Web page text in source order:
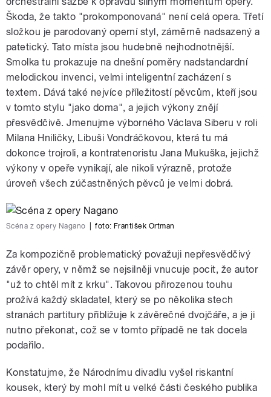
Škoda, že takto "prokomponovaná" není celá opera. Třetí
složkou je parodovaný operní styl, záměrně nadsazený a
patetický. Tato místa jsou hudebně nejhodnotnější.
Smolka tu prokazuje na dnešní poměry nadstandardní
melodickou invenci, velmi inteligentní zacházení s
textem. Dává také nejvíce příležitostí pěvcům, kteří jsou
v tomto stylu "jako doma", a jejich výkony znějí
přesvědčivě. Jmenujme výborného Václava Siberu v roli
Milana Hniličky, Libuši Vondráčkovou, která tu má
dokonce trojroli, a kontratenoristu Jana Mukuška, jejichž
výkony v opeře vynikají, ale nikoli výrazně, protože
úroveň všech zúčastněných pěvců je velmi dobrá.
Scéna z opery Nagano foto: František Ortman
Za kompozičně problematický považuji nepřesvědčivý
závěr opery, v němž se nejsilněji vnucuje pocit, že autor
"už to chtěl mít z krku". Takovou přirozenou touhu
prožívá každý skladatel, který se po několika stech
stranách partitury přibližuje k závěrečné dvojčáře, a je ji
nutno překonat, což se v tomto případě ne tak docela
podařilo.
Konstatujme, že Národnímu divadlu vyšel riskantní
kousek, který by mohl mít u velké části českého publika